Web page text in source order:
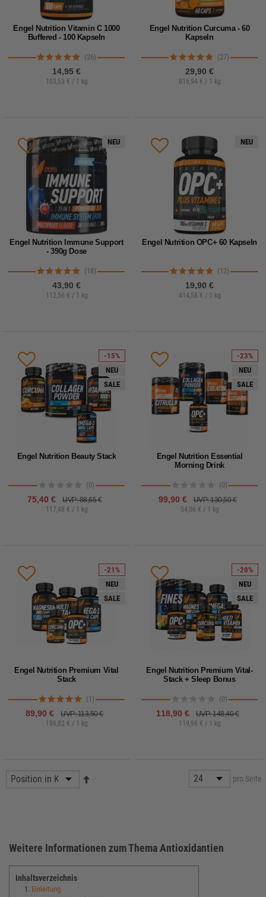
Engel Nutrition Vitamin C 1000
Buffered - 100 Kapseln
(26)
14,95 €
103,53 € / 1 kg
Engel Nutrition Curcuma - 60
Kapseln
(27)
29,90 €
816,94 € / 1 kg
NEU
Engel Nutrition Immune Support
- 390g Dose
(18)
43,90 €
112,56 € / 1 kg
NEU
Engel Nutrition OPC+ 60 Kapseln
(12)
19,90 €
414,58 € / 1 kg
-15%
NEU
SALE
Engel Nutrition Beauty Stack
(0)
75,40 €
UVP: 88,65 €
117,48 € / 1 kg
-23%
NEU
SALE
Engel Nutrition Essential
Morning Drink
(0)
99,90 €
UVP: 130,50 €
54,06 € / 1 kg
-21%
NEU
SALE
Engel Nutrition Premium Vital
Stack
(1)
89,90 €
UVP: 113,50 €
186,82 € / 1 kg
-20%
NEU
SALE
Engel Nutrition Premium Vital-
Stack + Sleep Bonus
(0)
118,90 €
UVP: 148,40 €
119,96 € / 1 kg
pro Seite
Weitere Informationen zum Thema Antioxidantien
Inhaltsverzeichnis
1. Einleitung